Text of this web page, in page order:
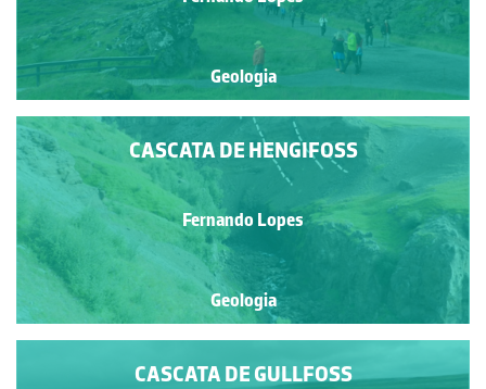
Geologia
CASCATA DE HENGIFOSS
Fernando Lopes
Geologia
CASCATA DE GULLFOSS